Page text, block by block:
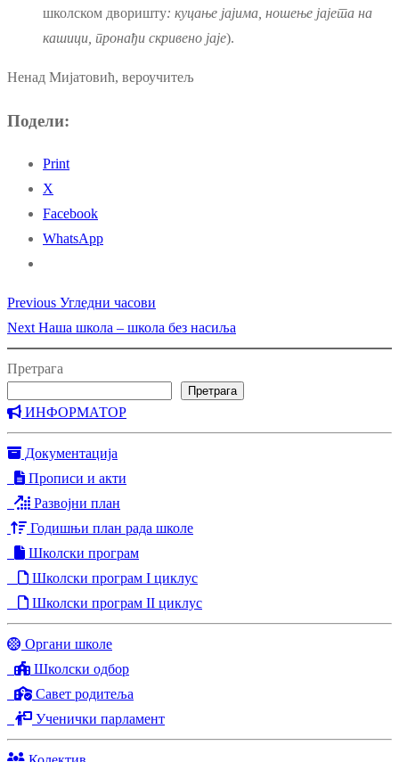
школском дворишту: куцање јајима, ношење јајета на
кашици, пронађи скривено јаје).
Ненад Мијатовић, вероучитељ
Подели:
Print
X
Facebook
WhatsApp
Кретање
чланка
Previous Previous
post:
Угледни часови
Next Next
post:
Наша школа – школа без насиља
Претрага
Претрага
ИНФОРМАТОР
Документација
Прописи и акти
Развојни план
Годишњи план рада школе
Школски програм
Школски програм I циклус
Школски програм II циклус
Органи школе
Школски одбор
Савет родитеља
Ученички парламент